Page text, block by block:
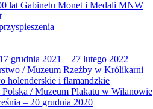
lat Gabinetu Monet i Medali MNW
grudnia 2021 – 27 lutego 2022
/ Muzeum Rzeźby w Królikarni
holenderskie i flamandzkie
/ Muzeum Plakatu w Wilanowie
– 20 grudnia 2020